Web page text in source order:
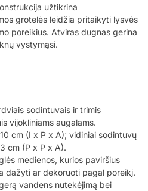
užtikrina
grotelės leidžia pritaikyti lysvės
poreikius. Atviras dugnas gerina
vystymąsi.
sodintuvais ir trimis
vijokliniams augalams.
cm (I x P x A); vidiniai sodintuvų
cm (P x P x A).
medienos, kurios paviršius
dažyti ar dekoruoti pagal poreikį.
vandens nutekėjimą bei